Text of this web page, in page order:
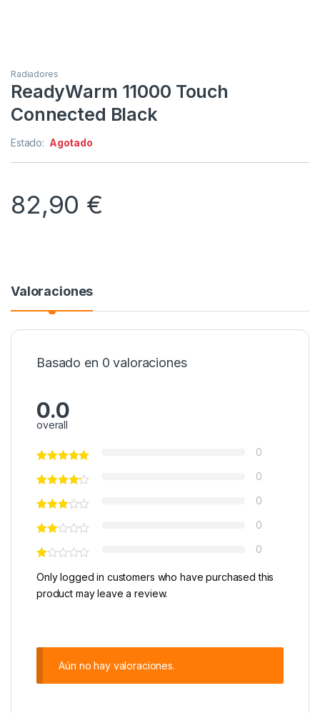
Radiadores
ReadyWarm 11000 Touch
Connected Black
Estado: Agotado
82,90 €
Valoraciones
Basado en 0 valoraciones
0.0
overall
0
0
0
0
0
Only logged in customers who have purchased this
product may leave a review.
Aún no hay valoraciones.